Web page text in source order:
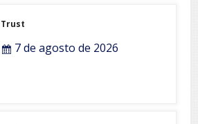
Trust
7 de agosto de 2026